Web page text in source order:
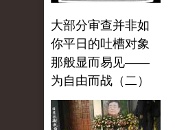
大部分审查并非如
你平日的吐槽对象
那般显而易见——
为自由而战（二）